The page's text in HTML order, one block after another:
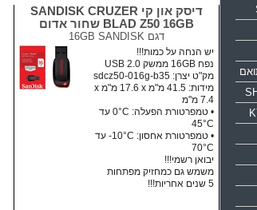
דיסק און קי SANDISK CRUZER
BLAD Z50 16GB שחור אדום
דגם 16GB SANDISK
יש הנחה על כמות!!!
נפח 16GB ממשק USB 2.0
מק"ט יצרן: sdcz50-016g-b35
מידות: ‏41.5 מ"מ x ‏17.6 מ"מ x
• טמפרטורת הפעלה: ‏0°C עד
45°C
• טמפרטורת אחסון:‏ 10°C- עד
70°C
יבואן רשמי!!!
משמש גם כמחזיק מפתחות
5 שנים אחריות!!!